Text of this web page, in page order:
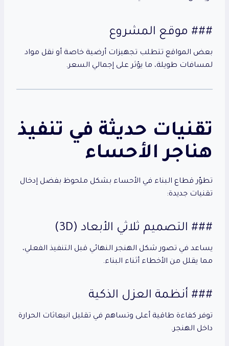
### موقع المشروع
بعض المواقع تتطلب تجهيزات أرضية خاصة أو نقل مواد
لمسافات طويلة، ما يؤثر على إجمالي السعر.
تقنيات حديثة في تنفيذ
هناجر الأحساء
تطوّر قطاع البناء في الأحساء بشكل ملحوظ بفضل إدخال
تقنيات جديدة:
### التصميم ثلاثي الأبعاد (3D)
يساعد في تصور شكل الهنجر النهائي قبل التنفيذ الفعلي،
مما يقلل من الأخطاء أثناء البناء.
### أنظمة العزل الذكية
توفر كفاءة طاقية أعلى وتساهم في تقليل انبعاثات الحرارة
داخل الهنجر.